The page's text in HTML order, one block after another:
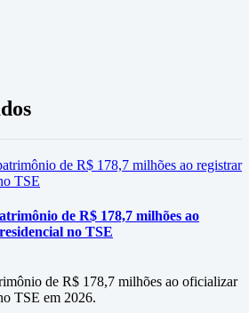
de R$ 178,7 milhões ao
no TSE
de R$ 178,7 milhões ao oficializar
TSE em 2026.